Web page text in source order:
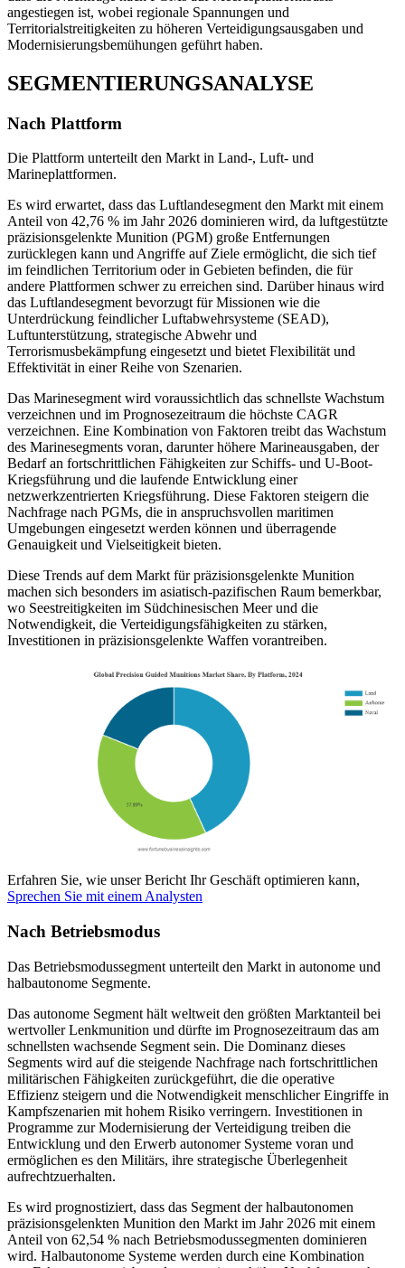
angestiegen ist, wobei regionale Spannungen und
Territorialstreitigkeiten zu höheren Verteidigungsausgaben und
Modernisierungsbemühungen geführt haben.
SEGMENTIERUNGSANALYSE
Nach Plattform
Die Plattform unterteilt den Markt in Land-, Luft- und
Marineplattformen.
Es wird erwartet, dass das Luftlandesegment den Markt mit einem
Anteil von 42,76 % im Jahr 2026 dominieren wird, da luftgestützte
präzisionsgelenkte Munition (PGM) große Entfernungen
zurücklegen kann und Angriffe auf Ziele ermöglicht, die sich tief
im feindlichen Territorium oder in Gebieten befinden, die für
andere Plattformen schwer zu erreichen sind. Darüber hinaus wird
das Luftlandesegment bevorzugt für Missionen wie die
Unterdrückung feindlicher Luftabwehrsysteme (SEAD),
Luftunterstützung, strategische Abwehr und
Terrorismusbekämpfung eingesetzt und bietet Flexibilität und
Effektivität in einer Reihe von Szenarien.
Das Marinesegment wird voraussichtlich das schnellste Wachstum
verzeichnen und im Prognosezeitraum die höchste CAGR
verzeichnen. Eine Kombination von Faktoren treibt das Wachstum
des Marinesegments voran, darunter höhere Marineausgaben, der
Bedarf an fortschrittlichen Fähigkeiten zur Schiffs- und U-Boot-
Kriegsführung und die laufende Entwicklung einer
netzwerkzentrierten Kriegsführung. Diese Faktoren steigern die
Nachfrage nach PGMs, die in anspruchsvollen maritimen
Umgebungen eingesetzt werden können und überragende
Genauigkeit und Vielseitigkeit bieten.
Diese Trends auf dem Markt für präzisionsgelenkte Munition
machen sich besonders im asiatisch-pazifischen Raum bemerkbar,
wo Seestreitigkeiten im Südchinesischen Meer und die
Notwendigkeit, die Verteidigungsfähigkeiten zu stärken,
Investitionen in präzisionsgelenkte Waffen vorantreiben.
Erfahren Sie, wie unser Bericht Ihr Geschäft optimieren kann,
Sprechen Sie mit einem Analysten
Nach Betriebsmodus
Das Betriebsmodussegment unterteilt den Markt in autonome und
halbautonome Segmente.
Das autonome Segment hält weltweit den größten Marktanteil bei
wertvoller Lenkmunition und dürfte im Prognosezeitraum das am
schnellsten wachsende Segment sein. Die Dominanz dieses
Segments wird auf die steigende Nachfrage nach fortschrittlichen
militärischen Fähigkeiten zurückgeführt, die die operative
Effizienz steigern und die Notwendigkeit menschlicher Eingriffe in
Kampfszenarien mit hohem Risiko verringern. Investitionen in
Programme zur Modernisierung der Verteidigung treiben die
Entwicklung und den Erwerb autonomer Systeme voran und
ermöglichen es den Militärs, ihre strategische Überlegenheit
aufrechtzuerhalten.
Es wird prognostiziert, dass das Segment der halbautonomen
präzisionsgelenkten Munition den Markt im Jahr 2026 mit einem
Anteil von 62,54 % nach Betriebsmodussegmenten dominieren
wird. Halbautonome Systeme werden durch eine Kombination